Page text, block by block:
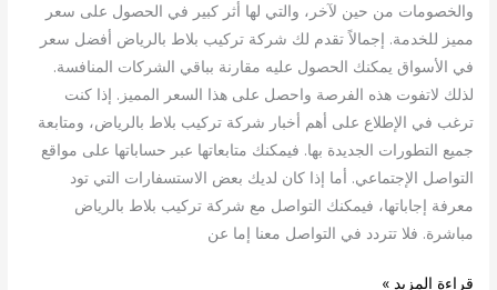
والخصومات من حين لآخر، والتي لها أثر كبير في الحصول على سعر
مميز للخدمة. إجمالاً تقدم لك شركة تركيب بلاط بالرياض أفضل سعر
في الأسواق يمكنك الحصول عليه مقارنة بباقي الشركات المنافسة.
لذلك لاتفوت هذه الفرصة واحصل على هذا السعر المميز. إذا كنت
ترغب في الإطلاع على أهم أخبار شركة تركيب بلاط بالرياض، ومتابعة
جميع التطورات الجديدة بها. فيمكنك متابعاتها عبر حساباتها على مواقع
التواصل الإجتماعي. أما إذا كان لديك بعض الاستسفارات التي تود
معرفة إجاباتها، فيمكنك التواصل مع شركة تركيب بلاط بالرياض
مباشرة. فلا تتردد في التواصل معنا إما عن
قراءة المزيد »